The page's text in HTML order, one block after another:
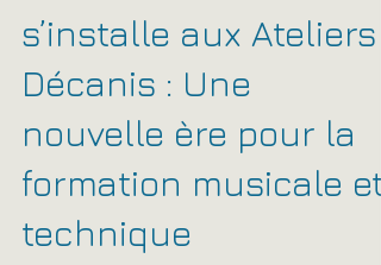
30 août 2024
2 min de lecture
Le CFPM de Marseille
s’installe aux Ateliers
Décanis : Une
nouvelle ère pour la